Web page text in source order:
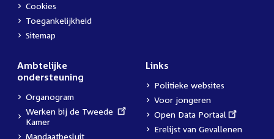
Cookies
Toegankelijkheid
Sitemap
Ambtelijke
ondersteuning
Organogram
External
link:
Werken bij de Tweede
Kamer
Mandaatbesluit
Links
Politieke websites
Voor jongeren
External
link:
Open Data Portaal
Erelijst van Gevallenen